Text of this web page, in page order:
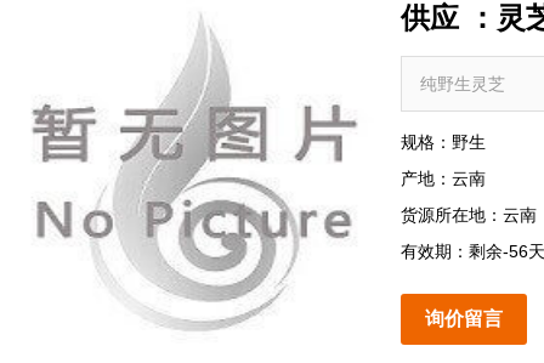
供应 ：灵
纯野生灵芝
规格：野生
产地：云南
货源所在地：云南
有效期：剩余-56天
询价留言